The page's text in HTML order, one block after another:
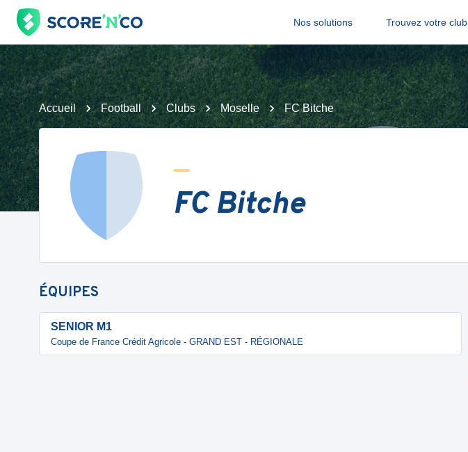
Nos solutions Trouvez votre club
Accueil Football Clubs Moselle FC Bitche
FC Bitche
ÉQUIPES
SENIOR M1
Coupe de France Crédit Agricole - GRAND EST - RÉGIONALE